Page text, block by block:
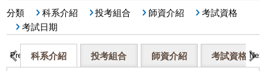
分類 科系介紹 投考組合 師資介紹
考試資格
考試日期
Previous科系介紹 投考組合 師資介紹 考試資格 Next